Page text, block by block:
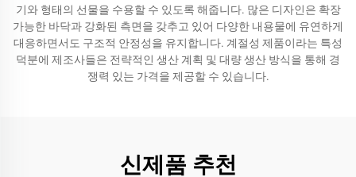
기와 형태의 선물을 수용할 수 있도록 해줍니다. 많은 디자인은 확장
가능한 바닥과 강화된 측면을 갖추고 있어 다양한 내용물에 유연하게
대응하면서도 구조적 안정성을 유지합니다. 계절성 제품이라는 특성
덕분에 제조사들은 전략적인 생산 계획 및 대량 생산 방식을 통해 경
쟁력 있는 가격을 제공할 수 있습니다.
신제품 추천